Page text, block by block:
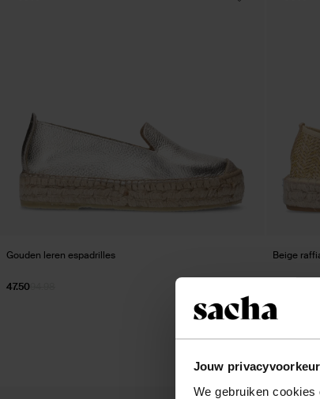
Jouw
We gebruiken
Gouden leren espadrilles
47.50
Beige